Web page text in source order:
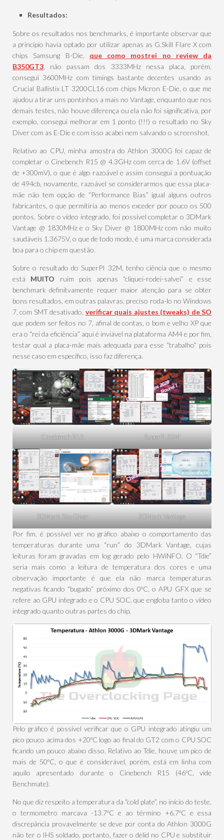
Resultados:
Sobre os resultados nos benchmarks, é importante observar que
a princípio havia optado por utilizar apenas as G.Skill Flare X com
chips Samsung B-Die, que como mostrei no review da
B350GT3 , não passam dos 3333MHz nessa placa, porém,
consegui 3600MHz com timings bastante decentes usando as
Crucial Ballistix LT 3200CL16 com chips Micron E-Die, o que me
ajudou a tirar uns pontinhos a mais no Vantage, enquanto que nos
demais testes, não houve diferença ou ela não foi significativa, por
exemplo, consegui melhorar em 1 ponto (!!!) o resultado no Sky
Diver com as E-Die e com isso acabei nem salvando o screenshot.
Relativo ao CPU, minha amostra do Athlon 3000G foi capaz de
completar o Cinebench R15 @ 4.3GHz com cerca de 1.6V (offset
de +300mV), o que é algo razoável e assim consegui a pontuação
de 494cb, novamente, razoável se considerarmos que essa placa-
mãe não tem opção de “Performance Bias” igual alguns outros
fabricantes, o que permitiria ao menos exceder por pouco os 500
pontos. Sobre o vídeo integrado, foi possível completar o 3DMark
Vantage @ 1830MHz e o Sky Diver @ 1800MHz com não muito
saudáveis 1.3675V, o que de todo modo, é uma marca considerada
boa para o chip em questão.
Sobre o resultado do SuperPI 32M, tenho ciência que o mesmo
está MUITO ruim pois apenas “cliquei-rodei-salvei” e esse
benchmark definitvamente requer maior atenção para se obter
bons resultados, em outras palavras, preciso roda-lo no Windows
7, com SMT desativado, verificar quais ajustes (tweaks) de SO
que podem ser feitos no 7, afinal de contas, o bom e velho XP que
era o “rei da eficiência” aqui é inviável na plataforma AM4 e por fim,
testar qual a placa-mãe mais adequada para esse “trabalho” pois
nesse caso em especifico, isso faz diferença.
Cinebench R15 SuperPI 32M
3DMark Sky Diver 3DMark Vantage
Por fim, é possível ver no gráfico abaixo o comportamento das
temperaturas durante uma “run” do 3DMark Vantage, cujas
leituras foram gravadas em log gerado pelo HWiNFO. O “Tdie”
seria mais como a leitura de temperatura dos cores e uma
observação importante é que ela não marca temperaturas
negativas ficando “bugado” próximo dos 0ºC, o APU GFX que se
refere ao GPU integrado e o CPU SOC, que engloba tanto o vídeo
integrado quanto outras partes do chip.
Pelo gráfico é possível verificar que o GPU integrado atingiu um
pico pouco acima dos +20ºC logo ao final do GT2 com o CPU SOC
ficando um pouco abaixo disso. Relativo ao Tdie, houve um pico de
mais de 50ºC, o que é considerável, porém, está em linha com
aquilo apresentado durante o Cinebench R15 (46ºC, vide
Benchmate).
No que diz respeito a temperatura da “cold plate”, no início do teste,
o termometro marcava -13.7ºC e ao término +6.7ºC e essa
discrepância provavelmente se deve por conta do Athlon 3000G
não ter o IHS soldado, portanto, fazer o delid no CPU e substituir